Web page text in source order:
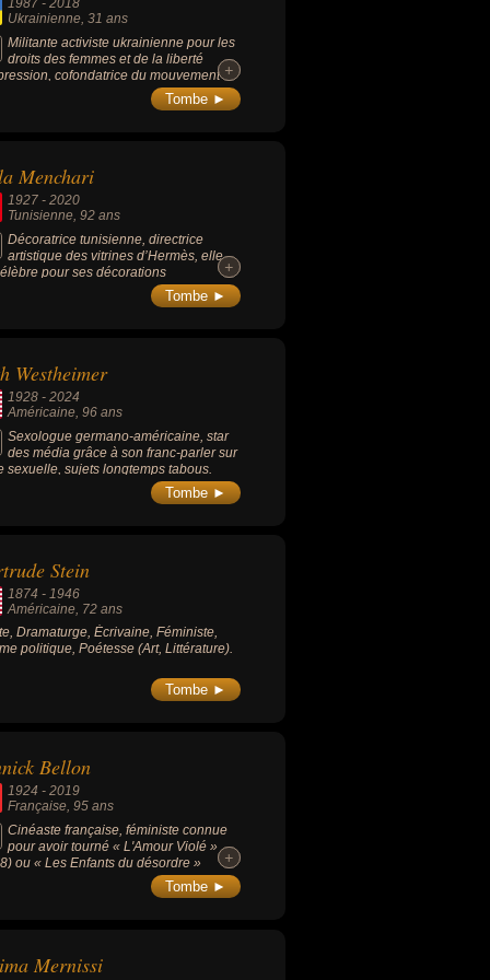
Ses œuvres sur la condition de la
sur l'intégrisme religieux et sur les
policières lui valent d'être
et contrainte à plusieurs reprises
après avoir reçu des menaces de la
Ukrainienne , 31 ans
Militante activiste ukrainienne pour les
droits des femmes et de la liberté
cofondatrice du mouvement
en 2008.
+
+
Tombe ►
Menchari
1927 -2020
Tunisienne , 92 ans
Décoratrice tunisienne, directrice
artistique des vitrines d’Hermès, elle
pour ses décorations
+
+
Tombe ►
Westheimer
1928 -2024
Américaine, 96 ans
Sexologue germano-américaine, star
des média grâce à son franc-parler sur
sexuelle, sujets longtemps tabous.
Tombe ►
Stein
1874 -1946
Américaine, 72 ans
Dramaturge, Écrivaine, Féministe,
politique, Poétesse (Art, Littérature).
Tombe ►
Bellon
1924 -2019
Française, 95 ans
Cinéaste française, féministe connue
pour avoir tourné « L'Amour Violé »
ou « Les Enfants du désordre »
+
+
Tombe ►
Mernissi